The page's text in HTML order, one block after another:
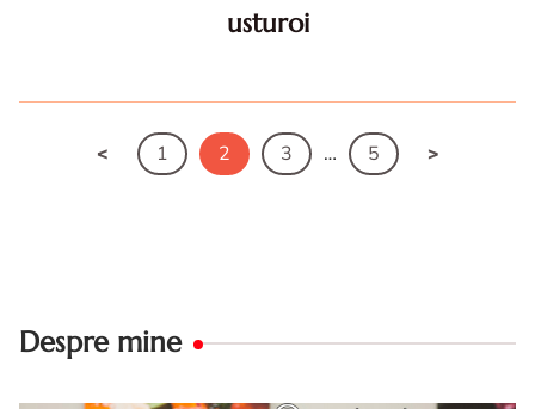
usturoi
piure grecesc reteta de post. skordalia reteta
1
2 3 … 5
Despre mine